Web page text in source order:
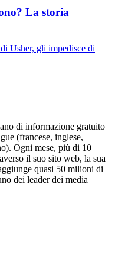
La storia
Usher, gli impedisce di
di informazione gratuito
(francese, inglese,
Ogni mese, più di 10
il suo sito web, la sua
quasi 50 milioni di
dei leader dei media